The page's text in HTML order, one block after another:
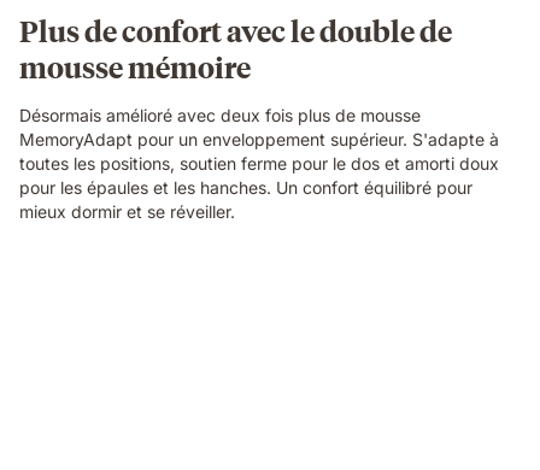
Emma
Original
mattress
in
a
cosy
bedroom.
Plus de confort avec le double de
mousse mémoire
Désormais amélioré avec deux fois plus de mousse
MemoryAdapt pour un enveloppement supérieur. S'adapte à
toutes les positions, soutien ferme pour le dos et amorti doux
pour les épaules et les hanches. Un confort équilibré pour
mieux dormir et se réveiller.